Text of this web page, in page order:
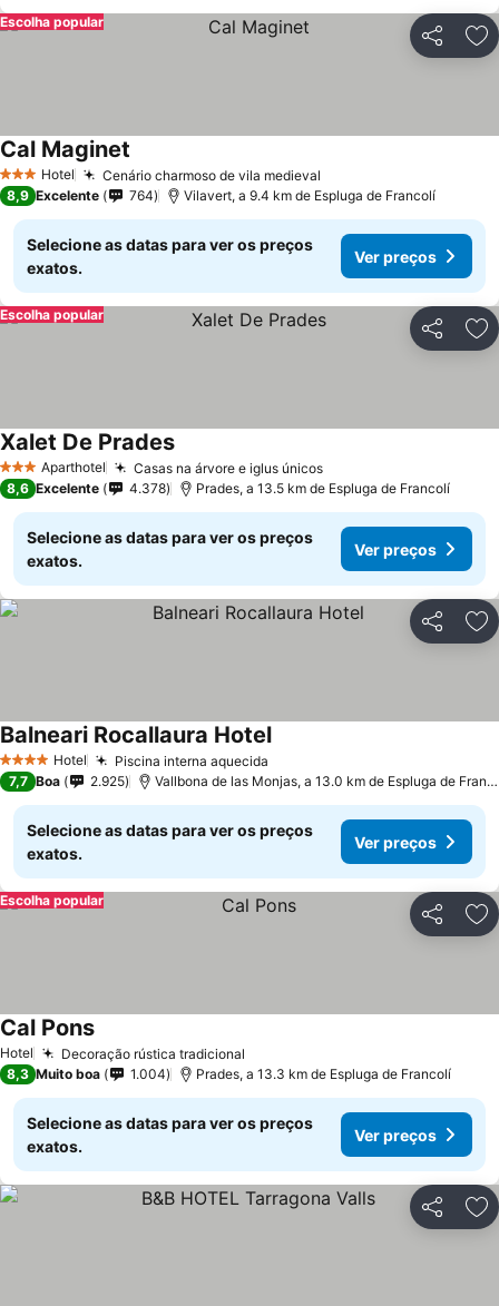
Partilhar
Escolha popular
3 EstrelasHotel Cenário charmoso de vila medieval
Cal Maginet
8,9 Excelente 764 Vilavert, a 9.4 km de Espluga de Francolí
Selecione as datas para ver os preços
exatos.
Ver preços
Partilhar
Escolha popular
3 EstrelasAparthotel Casas na árvore e iglus únicos
Xalet De Prades
8,6 Excelente 4.378 Prades, a 13.5 km de Espluga de Francolí
Selecione as datas para ver os preços
exatos.
Ver preços
Partilhar
4 EstrelasHotel Piscina interna aquecida
Balneari Rocallaura Hotel
7,7 Boa 2.925 Vallbona de las Monjas, a 13.0 km de Espluga de Francolí
Selecione as datas para ver os preços
exatos.
Ver preços
Partilhar
Escolha popular
Hotel Decoração rústica tradicional
Cal Pons
8,3 Muito boa 1.004 Prades, a 13.3 km de Espluga de Francolí
Selecione as datas para ver os preços
exatos.
Ver preços
Partilhar